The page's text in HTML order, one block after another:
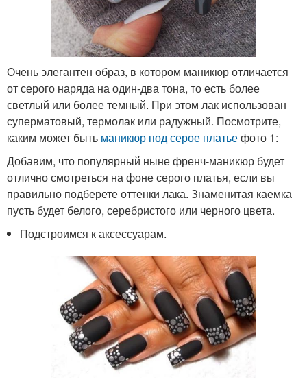
Очень элегантен образ, в котором маникюр отличается
от серого наряда на один-два тона, то есть более
светлый или более темный. При этом лак использован
суперматовый, термолак или радужный. Посмотрите,
каким может быть маникюр под серое платьефото 1:
Добавим, что популярный ныне френч-маникюр будет
отлично смотреться на фоне серого платья, если вы
правильно подберете оттенки лака. Знаменитая каемка
пусть будет белого, серебристого или черного цвета.
Подстроимся к аксессуарам.